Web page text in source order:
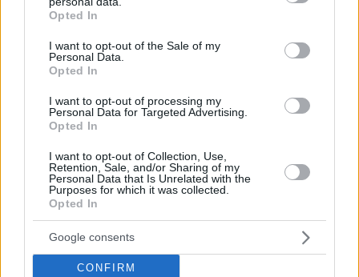
grant or deny consent to Google and its third-party tags to
use your data for below specified purposes in below Google
consent section.
Opted In
I want to opt-out of the Sale of my
Personal Data.
Opted In
I want to opt-out of processing my
Personal Data for Targeted Advertising.
Opted In
I want to opt-out of Collection, Use,
Retention, Sale, and/or Sharing of my
Personal Data that Is Unrelated with the
Purposes for which it was collected.
Opted In
Google consents
CONFIRM
Ειδήσεις
Αυτό είναι το επάγγελμα που είναι μάλλον δύσκολο να
αντικαταστήσει η AI και φαίνεται να έχει μεγάλη ζήτηση
πριν 8 λεπτά
Σοκαριστικές απειλές για Μέσι και Ρονάλντο – Το
σκοτεινό… παρασκήνιο του Μουντιάλ
πριν 12 λεπτά
Οι ωραιότερες παραλίες της Σαμοθράκης -Οι
αμμώδεις, οι απομονωμένες, οι άγριες και βραχώδεις
πριν 14 λεπτά
Πώς ξυπνούσαν οι άνθρωποι πριν τα smartphones: Από
τους κόκορες στους επαγγελματίες με σφυρίχτρες και
μπιζέλια της βιομηχανικής επανάστασης
πριν 16 λεπτά